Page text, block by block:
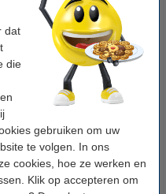
dat
die
gebruiken om uw
te volgen. In ons
cookies, hoe ze werken en
Klik op accepteren om
Aanbieding: 10x 123inkt
cursusblok A4 gelijnd 70 g/m²
100 vellen